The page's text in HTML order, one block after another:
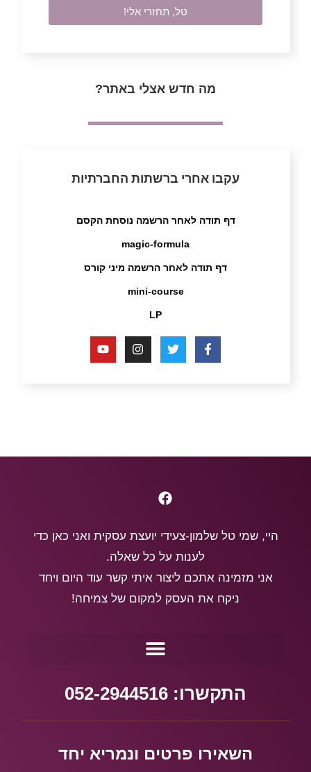
טל, תחזרי אלי!
מה חדש אצלי באתר?
עקבו אחרי ברשתות החברתיות
דף תודה לאחר הרשמה נוסחת הקסם
magic-formula
דף תודה לאחר הרשמה מיני קורס
mini-course
LP
היי, שמי טל שלמון-צעידי יועצת עסקית ואני כאן כדי
לענות על כל שאלה.
אני מזמינה אתכם ליצור איתי קשר עוד היום ויחד
ניקח את העסק למקום של צמיחה!
התקשרו: 052-2944516
השאירו פרטים ונמריא יחד